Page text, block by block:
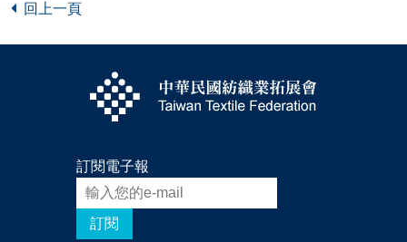
回上一頁
訂閱電子報
訂閱